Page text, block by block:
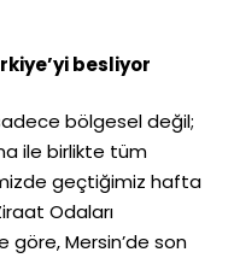
besliyor
bölgesel değil;
ile birlikte tüm
geçtiğimiz hafta
Odaları
göre, Mersin’de son